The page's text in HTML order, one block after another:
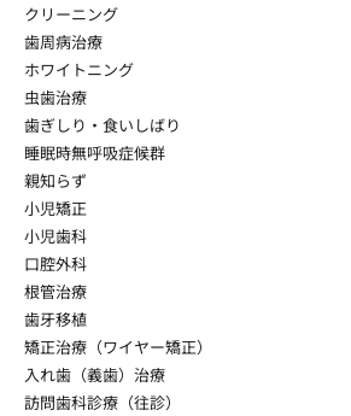
クリーニング
歯周病治療
ホワイトニング
虫歯治療
歯ぎしり・食いしばり
睡眠時無呼吸症候群
親知らず
小児矯正
小児歯科
口腔外科
根管治療
歯牙移植
矯正治療（ワイヤー矯正）
入れ歯（義歯）治療
訪問歯科診療（往診）